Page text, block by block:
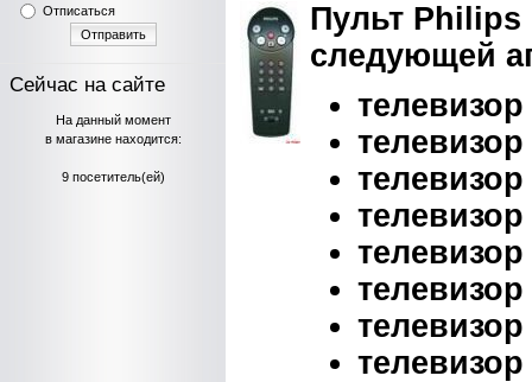
Отписаться
Отправить
Сейчас на сайте
На данный момент
в магазине находится:
9 посетитель(ей)
Пульт Philips
следующей